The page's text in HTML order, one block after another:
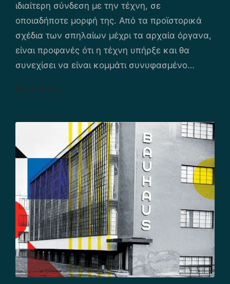
ιδιαίτερη σύνδεση με την τέχνη, σε
οποιαδήποτε μορφή της. Από τα προϊστορικά
σχέδια των σπηλαίων μέχρι τα αρχαία όργανα,
είναι προφανές ότι η τέχνη υπήρξε και θα
συνεχίσει να είναι κομμάτι συνυφασμένο…
Read More